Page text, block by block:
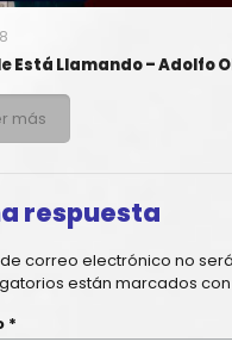
Está Llamando – Adolfo
más
respuesta
correo electrónico no
están marcados con
*